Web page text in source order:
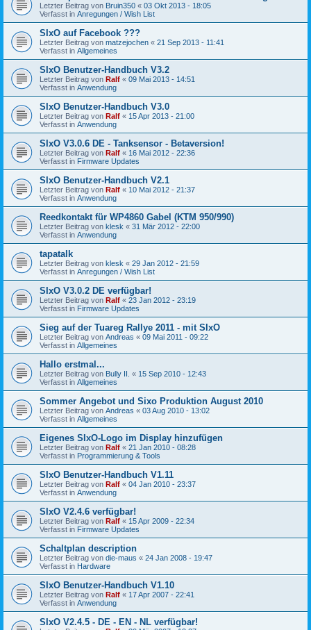
Letzter Beitrag von Bruin350 « 03 Okt 2013 - 18:05
Verfasst in Anregungen / Wish List
SIxO auf Facebook ???
Letzter Beitrag von matzejochen « 21 Sep 2013 - 11:41
Verfasst in Allgemeines
SIxO Benutzer-Handbuch V3.2
Letzter Beitrag von Ralf « 09 Mai 2013 - 14:51
Verfasst in Anwendung
SIxO Benutzer-Handbuch V3.0
Letzter Beitrag von Ralf « 15 Apr 2013 - 21:00
Verfasst in Anwendung
SIxO V3.0.6 DE - Tanksensor - Betaversion!
Letzter Beitrag von Ralf « 16 Mai 2012 - 22:36
Verfasst in Firmware Updates
SIxO Benutzer-Handbuch V2.1
Letzter Beitrag von Ralf « 10 Mai 2012 - 21:37
Verfasst in Anwendung
Reedkontakt für WP4860 Gabel (KTM 950/990)
Letzter Beitrag von klesk « 31 Mär 2012 - 22:00
Verfasst in Anwendung
tapatalk
Letzter Beitrag von klesk « 29 Jan 2012 - 21:59
Verfasst in Anregungen / Wish List
SIxO V3.0.2 DE verfügbar!
Letzter Beitrag von Ralf « 23 Jan 2012 - 23:19
Verfasst in Firmware Updates
Sieg auf der Tuareg Rallye 2011 - mit SIxO
Letzter Beitrag von Andreas « 09 Mai 2011 - 09:22
Verfasst in Allgemeines
Hallo erstmal...
Letzter Beitrag von Bully II. « 15 Sep 2010 - 12:43
Verfasst in Allgemeines
Sommer Angebot und Sixo Produktion August 2010
Letzter Beitrag von Andreas « 03 Aug 2010 - 13:02
Verfasst in Allgemeines
Eigenes SIxO-Logo im Display hinzufügen
Letzter Beitrag von Ralf « 21 Jan 2010 - 08:28
Verfasst in Programmierung & Tools
SIxO Benutzer-Handbuch V1.11
Letzter Beitrag von Ralf « 04 Jan 2010 - 23:37
Verfasst in Anwendung
SIxO V2.4.6 verfügbar!
Letzter Beitrag von Ralf « 15 Apr 2009 - 22:34
Verfasst in Firmware Updates
Schaltplan description
Letzter Beitrag von die-maus « 24 Jan 2008 - 19:47
Verfasst in Hardware
SIxO Benutzer-Handbuch V1.10
Letzter Beitrag von Ralf « 17 Apr 2007 - 22:41
Verfasst in Anwendung
SIxO V2.4.5 - DE - EN - NL verfügbar!